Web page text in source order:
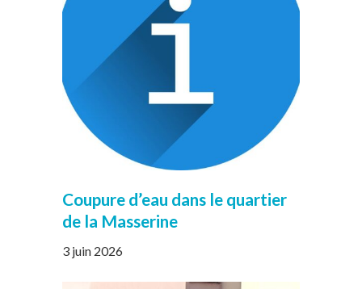
Coupure d’eau dans le quartier
de la Masserine
3 juin 2026